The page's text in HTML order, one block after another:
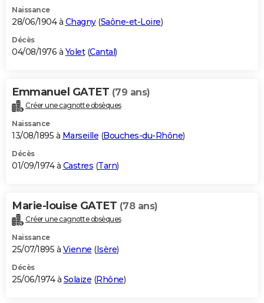
Naissance
28/06/1904 à Chagny(Saône-et-Loire)
Décès
04/08/1976 à Yolet(Cantal)
Emmanuel GATET (79 ans)
Créer une cagnotte obsèques
Naissance
13/08/1895 à Marseille (Bouches-du-Rhône)
Décès
01/09/1974 à Castres (Tarn)
Marie-louise GATET (78 ans)
Créer une cagnotte obsèques
Naissance
25/07/1895 à Vienne (Isère)
Décès
25/06/1974 à Solaize (Rhône)